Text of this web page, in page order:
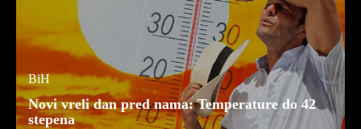
BiH
Novi vreli dan pred nama: Temperature do 42
stepena